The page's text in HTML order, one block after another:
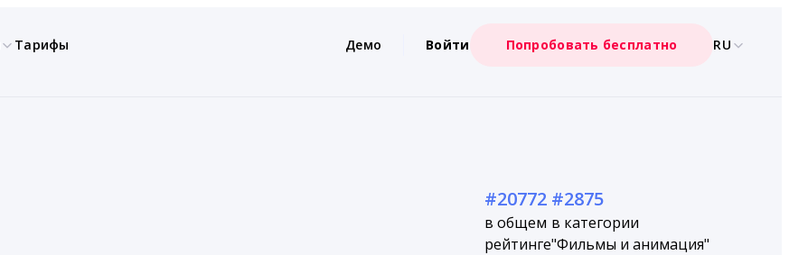
Тарифы Демо Войти Попробовать бесплатно RU
#20772
в общем
рейтинге
#2875
в категории
"Фильмы и анимация"